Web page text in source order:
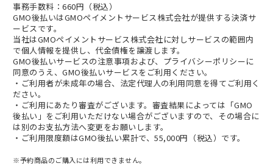
事務手数料：660円（税込）
GMO後払いはGMOペイメントサービス株式会社が提供する決済サ
ービスです。
当社はGMOペイメントサービス株式会社に対しサービスの範囲内
で個人情報を提供し、代金債権を譲渡します。
GMO後払いサービスの注意事項および、 プライバシーポリシーに
同意のうえ、GMO後払いサービスをご利用ください。
・ご利用者が未成年の場合、法定代理人の利用同意を得てご利用く
ださい。
・ご利用にあたり審査がございます。審査結果によっては「GMO
後払い」をご利用いただけない場合がございますので、その場合に
は別のお支払方法へ変更をお願いします。
・ご利用限度額はGMO後払い累計で、55,000円（税込）です。
※予約商品のご購入には利用できません。